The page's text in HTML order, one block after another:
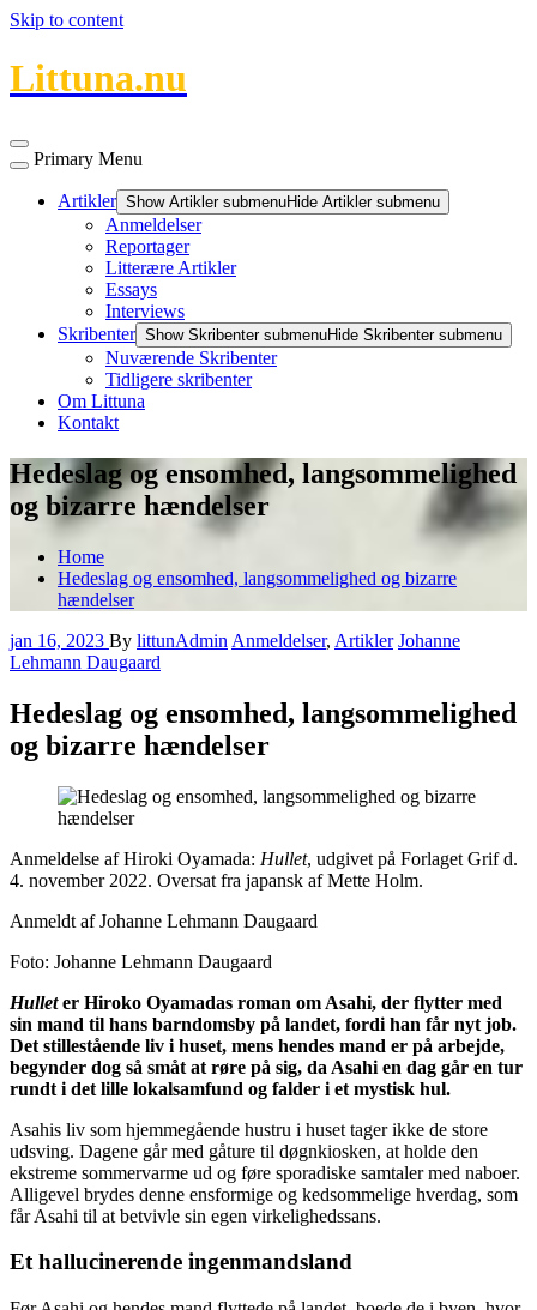
Skip to content
Littuna.nu
Primary Menu
Artikler Show Artikler submenuHide Artikler submenu
Anmeldelser
Reportager
Litterære Artikler
Essays
Interviews
Skribenter Show Skribenter submenuHide Skribenter submenu
Nuværende Skribenter
Tidligere skribenter
Om Littuna
Kontakt
Hedeslag og ensomhed, langsommelighed
og bizarre hændelser
Home
Hedeslag og ensomhed, langsommelighed og bizarre
hændelser
jan 16, 2023 By littunAdmin Anmeldelser, Artikler Johanne
Lehmann Daugaard
Hedeslag og ensomhed, langsommelighed
og bizarre hændelser
Anmeldelse af Hiroki Oyamada: Hullet, udgivet på Forlaget Grif d.
4. november 2022. Oversat fra japansk af Mette Holm.
Anmeldt af Johanne Lehmann Daugaard
Foto: Johanne Lehmann Daugaard
Hulleter Hiroko Oyamadas roman om Asahi, der flytter med
sin mand til hans barndomsby på landet, fordi han får nyt job.
Det stillestående liv i huset, mens hendes mand er på arbejde,
begynder dog så småt at røre på sig, da Asahi en dag går en tur
rundt i det lille lokalsamfund og falder i et mystisk hul.
Asahis liv som hjemmegående hustru i huset tager ikke de store
udsving. Dagene går med gåture til døgnkiosken, at holde den
ekstreme sommervarme ud og føre sporadiske samtaler med naboer.
Alligevel brydes denne ensformige og kedsommelige hverdag, som
får Asahi til at betvivle sin egen virkelighedssans.
Et hallucinerende ingenmandsland